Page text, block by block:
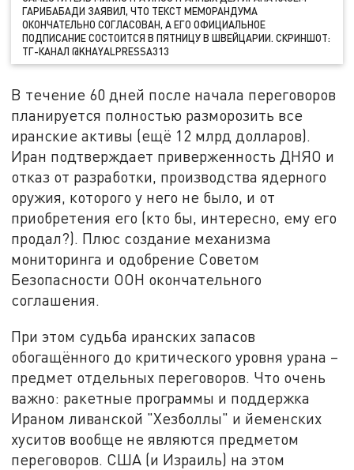
ГАРИБАБАДИ ЗАЯВИЛ, ЧТО ТЕКСТ МЕМОРАНДУМА
ОКОНЧАТЕЛЬНО СОГЛАСОВАН, А ЕГО ОФИЦИАЛЬНОЕ
ПОДПИСАНИЕ СОСТОИТСЯ В ПЯТНИЦУ В ШВЕЙЦАРИИ. СКРИНШОТ:
ТГ-КАНАЛ @KHAYALPRESSA313
В течение 60 дней после начала переговоров
планируется полностью разморозить все
иранские активы (ещё 12 млрд долларов).
Иран подтверждает приверженность ДНЯО и
отказ от разработки, производства ядерного
оружия, которого у него не было, и от
приобретения его (кто бы, интересно, ему его
продал?). Плюс создание механизма
мониторинга и одобрение Советом
Безопасности ООН окончательного
соглашения.
При этом судьба иранских запасов
обогащённого до критического уровня урана –
предмет отдельных переговоров. Что очень
важно: ракетные программы и поддержка
Ираном ливанской "Хезболлы" и йеменских
хуситов вообще не являются предметом
переговоров. США (и Израиль) на этом